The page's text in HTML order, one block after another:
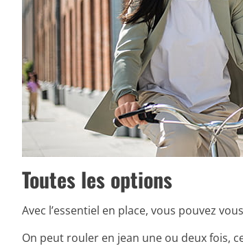
Toutes les options
Avec l’essentiel en place, vous pouvez
On peut rouler en jean une ou deux fois,